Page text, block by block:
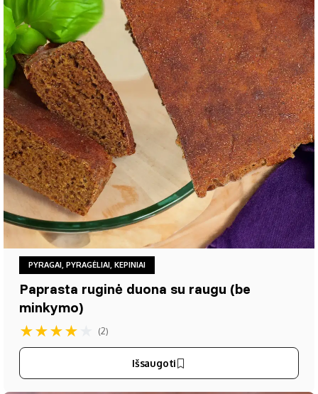
PYRAGAI, PYRAGĖLIAI, KEPINIAI
Paprasta ruginė duona su raugu (be
minkymo)
★★★★ (2)
Išsaugoti